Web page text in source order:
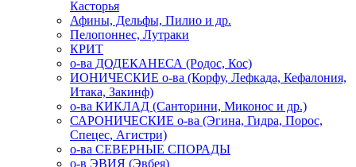
Касторья
Афины, Дельфы, Пилио и др.
Пелопоннес, Лутраки
КРИТ
о-ва ДОДЕКАНЕСА (Родос, Кос)
ИОНИЧЕСКИЕ о-ва (Корфу, Лефкада, Кефалония,
Итака, Закинф)
о-ва КИКЛАД (Санторини, Миконос и др.)
САРОНИЧЕСКИЕ о-ва (Эгина, Гидра, Порос,
Спецес, Агистри)
о-ва СЕВЕРНЫЕ СПОРАДЫ
о-в ЭВИЯ (Эвбея)